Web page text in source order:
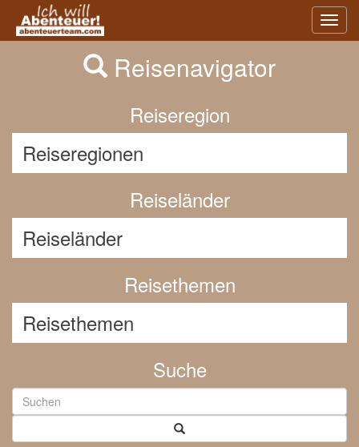
Previous
Reisenavigator
Reiseregion
Reiseländer
Reisethemen
Suche